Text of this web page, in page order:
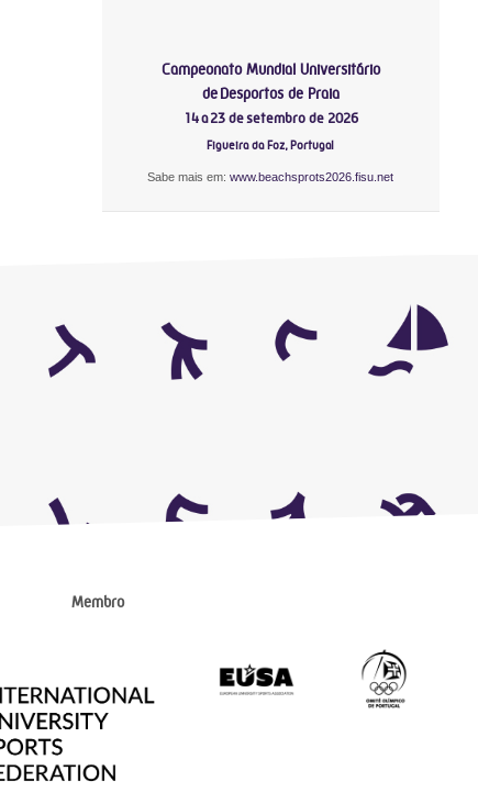
Campeonato Mundial Universitário
de Desportos de Praia
14 a 23 de setembro de 2026
Figueira da Foz, Portugal
Sabe mais em:www.beachsprots2026.fisu.net
Membro